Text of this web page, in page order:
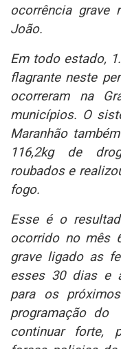
ocorrência grave
João.
Em todo estado,
flagrante neste
ocorreram na
municípios. O
Maranhão
116,2kg de
roubados e
fogo.
Esse é o
ocorrido no mês
grave ligado as
esses 30 dias e
para os
programação do
continuar forte,